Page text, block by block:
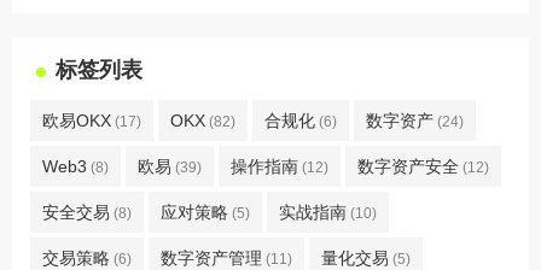
标签列表
欧易OKX (17) OKX (82) 合规化 (6) 数字资产 (24)
Web3 (8) 欧易 (39) 操作指南 (12) 数字资产安全 (12)
安全交易 (8) 应对策略 (5) 实战指南 (10)
交易策略 (6) 数字资产管理 (11) 量化交易 (5)